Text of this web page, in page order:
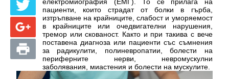
пациенти, които страдат от болки в гърба,
изтръпване на крайниците, слабост и уморяемост
в крайниците или очедвигателни нарушения,
тремор или скованост. Както и при такива с вече
поставена диагноза или пациенти със съмнения
за радикулити, полиневропатии, болести на
периферните нерви, невромускулни
заболявания, миастения и болести на мускулите.